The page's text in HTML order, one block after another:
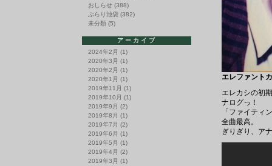
エレファント
エレカシの初
ナログっ！
「ファイティ
全曲最高。
ぎりぎり、ア
おしらせ (388)
ぶらり池袋 (382)
未分類 (5)
アーカイブ
2024年2月 (1)
2020年3月 (1)
2020年2月 (1)
2020年1月 (1)
2019年11月 (1)
2019年10月 (1)
2019年9月 (2)
2019年8月 (1)
2019年7月 (2)
2019年6月 (1)
2019年5月 (1)
2019年4月 (2)
2019年3月 (1)